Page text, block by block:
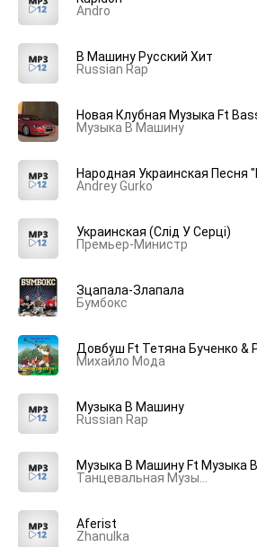
Andro
В Машину Русский Хит
Russian Rap
Новая Клубная Музыка Ft
Музыка В Машину
Народная Украинская Песня
Andrey Gurko
Украинская (Слiд У Сeрцi)
Премьер-Министр
Зцапала-Злапала
Бумбокс
Довбуш Ft Тетяна Бученко &
Михайло Мода
Музыка В Машину
Russian Rap
Музыка В Машину Ft Музыка
Aferist
Zhanulka